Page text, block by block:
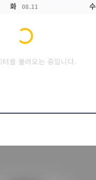
화 08.11 수
Loading...
터를 불러오는 중입니다.